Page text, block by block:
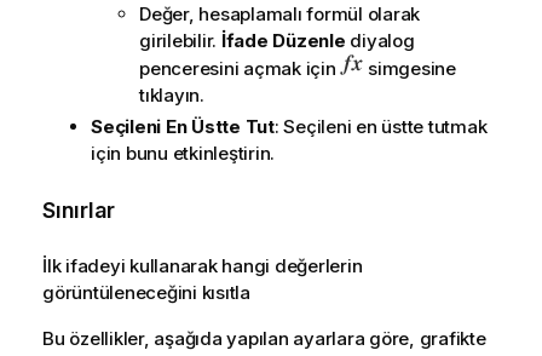
Değer, hesaplamalı formül olarak
girilebilir. İfade Düzenle diyalog
penceresini açmak için
simgesine
tıklayın.
Seçileni En Üstte Tut: Seçileni en üstte tutmak
için bunu etkinleştirin.
Sınırlar
İlk ifadeyi kullanarak hangi değerlerin
görüntüleneceğini kısıtla
Bu özellikler, aşağıda yapılan ayarlara göre, grafikte